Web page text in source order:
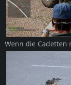
Wenn die